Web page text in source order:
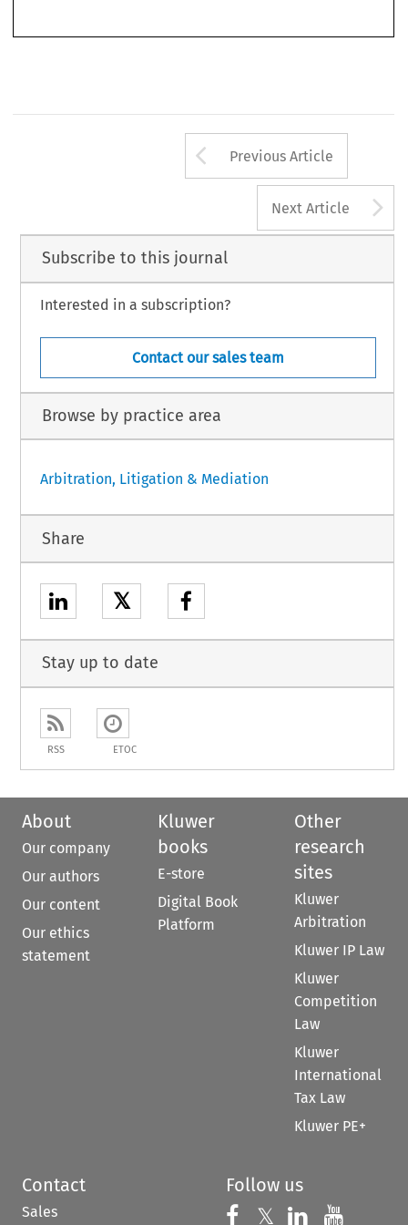
Arrow button
Previous Article
Next Article
Subscribe to this journal
Interested in a subscription?
Contact our sales team
Browse by practice area
Arbitration, Litigation & Mediation
Share
𝕏
Stay up to date
RSS ETOC
About
Our company
Our authors
Our content
Our ethics
statement
Kluwer
books
E-store
Digital Book
Platform
Other
research
sites
Kluwer
Arbitration
Kluwer IP Law
Kluwer
Competition
Law
Kluwer
International
Tax Law
Kluwer PE+
Contact
Sales
Follow us
Follow us on
𝕏 Follow us on
Follow us